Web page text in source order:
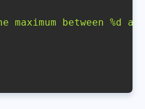
maximum between %d